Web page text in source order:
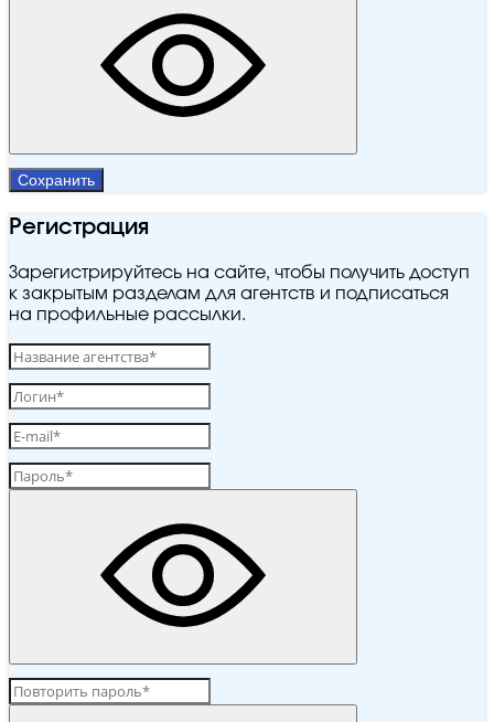
Сохранить
Регистрация
Зарегистрируйтесь на сайте, чтобы получить доступ
к закрытым разделам для агентств и подписаться
на профильные рассылки.